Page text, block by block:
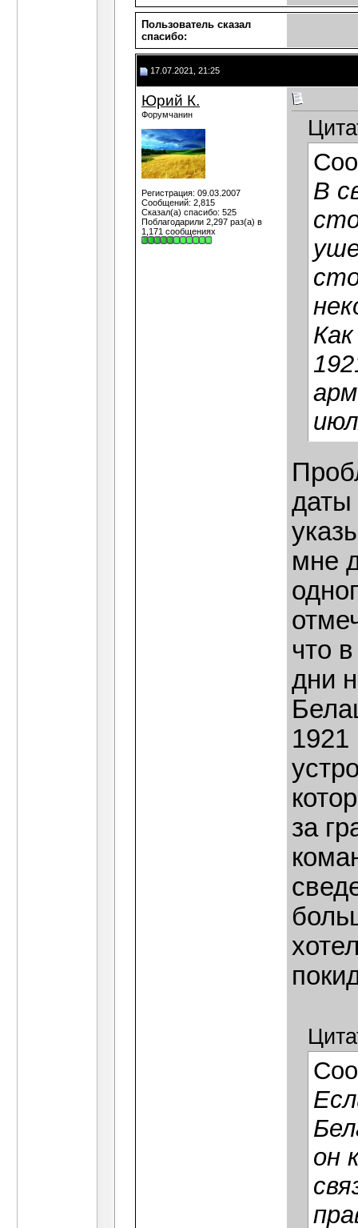
Пользователь сказал
cпасибо:
17.07.2021, 21:25
Юрий К.
Форумчанин
Регистрация: 09.03.2007
Сообщений: 2,815
Сказал(а) спасибо: 525
Поблагодарили 2,297 раз(а) в
1,171 сообщениях
В
даты
мне
что
дни
1921
за
он